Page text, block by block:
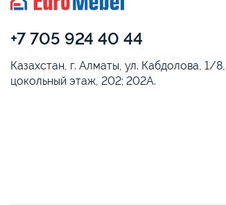
+7 705 924 40 44
Казахстан, г. Алматы, ул. Кабдолова, 1/
цокольный этаж, 202; 202А.